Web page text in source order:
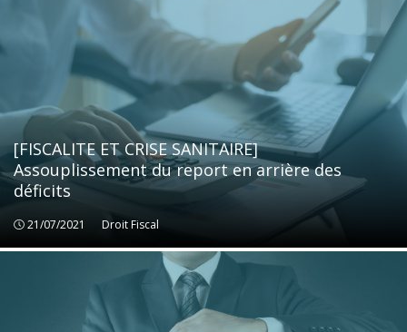
[FISCALITE ET CRISE SANITAIRE]
Assouplissement du report en arrière des
déficits
21/07/2021 Droit Fiscal
Droit Fiscal